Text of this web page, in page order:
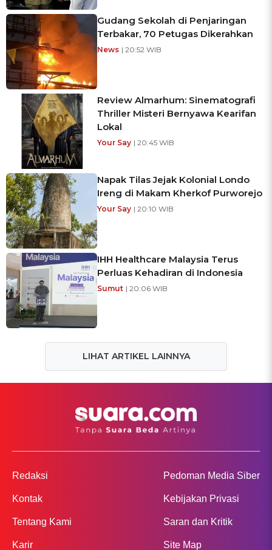
Gudang Sekolah di Penjaringan
Terbakar, 70 Petugas Dikerahkan
News | 20:52 WIB
Review Almarhum: Sinematografi
Thriller Misteri Bernyawa Kearifan
Lokal
Your Say | 20:45 WIB
Napak Tilas Jejak Kolonial Londo
Ireng di Makam Kherkof Purworejo
Your Say | 20:10 WIB
IHH Healthcare Malaysia Terus
Perluas Kehadiran di Indonesia
Sumut | 20:06 WIB
LIHAT ARTIKEL LAINNYA
Redaksi
Kontak
Tentang Kami
Karir
Pedoman Media Siber
Kebijakan Privasi
Saran dan Kritik
Site Map